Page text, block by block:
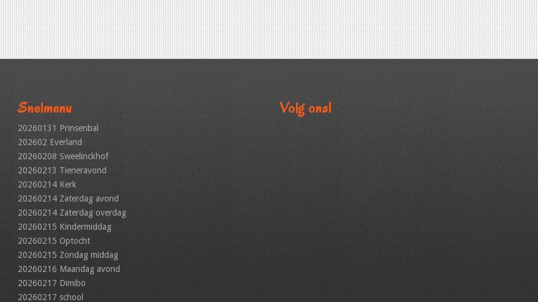
Snelmenu
20260131 Prinsenbal
202602 Everland
20260208 Sweelinckhof
20260213 Tieneravond
20260214 Kerk
20260214 Zaterdag avond
20260214 Zaterdag overdag
20260215 Kindermiddag
20260215 Optocht
20260215 Zondag middag
20260216 Maandag avond
20260217 Dimibo
20260217 school
Volg ons!